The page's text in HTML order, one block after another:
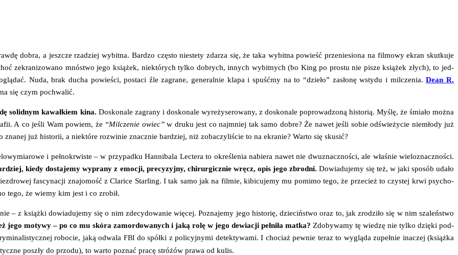
dobra, a jesz­cze rza­dziej wybit­na. Bar­dzo czę­sto nie­ste­ty zda­rza się, że taka wybit­na powieść prze­nie­sio­na na fil­mo­wy ekran skut­ku­je
zekra­ni­zo­wa­no mnó­stwo jego ksią­żek, nie­któ­rych tyl­ko dobrych, innych wybit­nych (bo King po pro­stu nie pisze ksią­żek złych), to jed­
Nuda, brak ducha powie­ści, posta­ci źle zagra­ne, gene­ral­nie kla­pa i spu­ść­my na to “dzie­ło” zasło­nę wsty­du i mil­cze­nia.Dean R.
się czym pochwalić.
solid­nym kawał­kiem kina. Dosko­na­le zagra­ny i dosko­na­le wyre­ży­se­ro­wa­ny, z dosko­na­le popro­wa­dzo­ną histo­rią. Myślę, że śmia­ło moż­na
A co jeśli Wam powiem, że “Mil­cze­nie owiec”w dru­ku jest co naj­mniej tak samo dobre? Że nawet jeśli sobie odświe­ży­cie nie­mło­dy już
już histo­rii, a nie­któ­re roz­wi­nie znacz­nie bar­dziej, niż zoba­czy­li­ście to na ekra­nie? War­to się skusić?
i peł­no­krwi­ste – w przy­pad­ku Han­ni­ba­la Lec­te­ra to okre­śle­nia nabie­ra nawet nie dwu­znacz­no­ści, ale wła­śnie wie­lo­znacz­no­ści.
kie­dy dosta­je­my wypra­ny z emo­cji, pre­cy­zyj­ny, chi­rur­gicz­nie wręcz, opis jego zbrod­ni. Dowia­du­je­my się też, w jaki spo­sób uda­ło
fascy­na­cji zna­jo­mość z Cla­ri­ce Star­ling. I tak samo jak na fil­mie, kibi­cu­je­my mu pomi­mo tego, że prze­cież to czy­stej krwi psy­cho­
tego, że wie­my kim jest i co zrobił.
– z książ­ki dowia­du­je­my się o nim zde­cy­do­wa­nie wię­cej. Pozna­je­my jego histo­rię, dzie­ciń­stwo oraz to, jak zro­dzi­ło się w nim sza­leń­stwo
jego moty­wy – po co mu skó­ra zamor­do­wa­nych i jaką rolę w jego dewia­cji peł­ni­ła mat­ka? Zdo­by­wa­my tę wie­dzę nie tyl­ko dzię­ki pod­
robo­cie, jaką odwa­la FBI do spół­ki z poli­cyj­ny­mi detek­ty­wa­mi. I cho­ciaż pew­nie teraz to wyglą­da zupeł­nie ina­czej (książ­ka
poszły do przo­du), to war­to poznać pra­cę stró­żów pra­wa od kulis.